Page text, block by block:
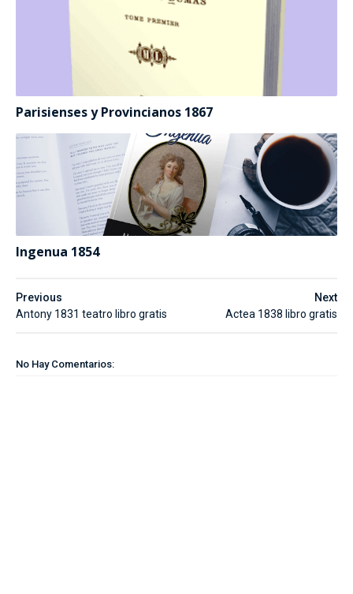
Parisienses y Provincianos 1867
Ingenua 1854
Next
Actea 1838 libro gratis
Previous
Antony 1831 teatro libro gratis
No Hay Comentarios: